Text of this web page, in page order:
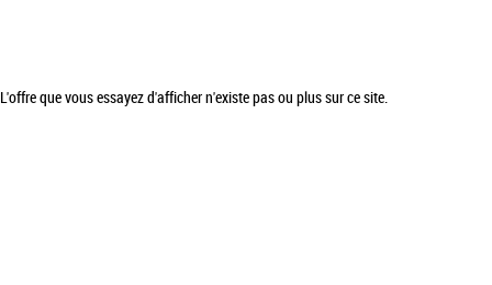
L'offre que vous essayez d'afficher n'existe pas ou plus sur ce site.